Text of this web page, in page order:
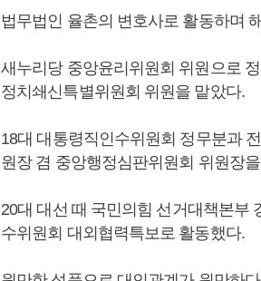
법무법인 율촌의 변호사로 활동하며
새누리당 중앙윤리위원회 위원으로
정치쇄신특별위원회 위원을 맡았다.
18대 대통령직인수위원회 정무분과
원장 겸 중앙행정심판위원회 위원장
20대 대선 때 국민의힘 선거대책본부
수위원회 대외협력특보로 활동했다.